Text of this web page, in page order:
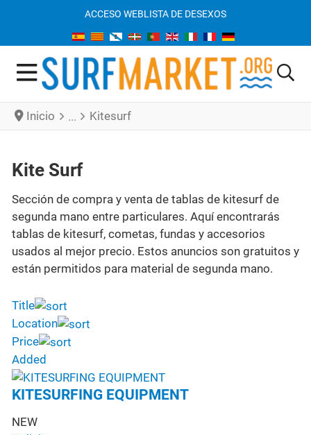
ACCESO WEBLISTA DE DESEXOS
Inicio Kitesurf
Kite Surf
Sección de compra y venta de tablas de kitesurf de
segunda mano entre particulares. Aquí encontrarás
tablas de kitesurf, cometas, fundas y accesorios
usados al mejor precio. Estos anuncios son gratuitos y
están permitidos para material de segunda mano.
Title
Location
Price
Added
KITESURFING EQUIPMENT
NEW